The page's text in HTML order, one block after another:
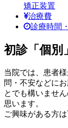
矯正装置
治療費
診療時間
初診「個別
当院では、患者
問・不安などに
とでも構いませ
思います。
ご興味がある方